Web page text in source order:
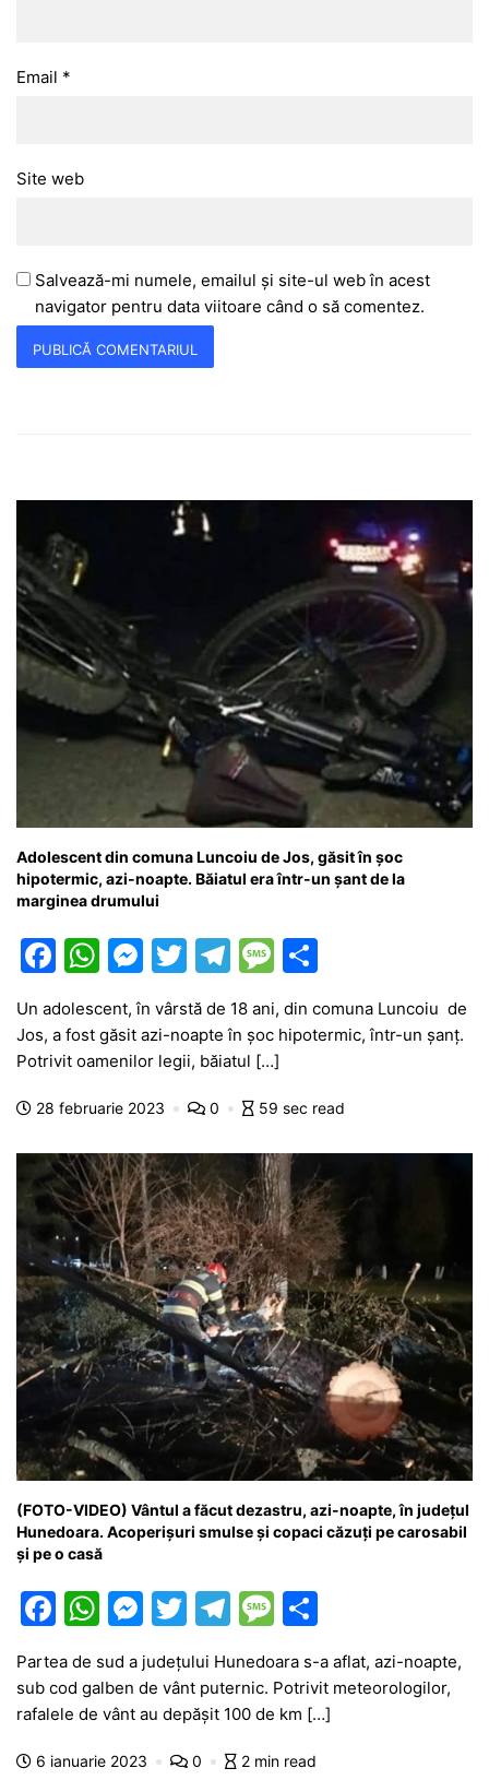
Email *
Site web
Salvează-mi numele, emailul și site-ul web în acest
navigator pentru data viitoare când o să comentez.
Adolescent din comuna Luncoiu de Jos, găsit în șoc
hipotermic, azi-noapte. Băiatul era într-un șant de la
marginea drumului
F
c
e
b
o
k
W
at
s
A
p
M
s
s
e
g
er
T
itt
er
T
e
gr
a
m
M
s
s
a
e
ta
a
ă
Un adolescent, în vârstă de 18 ani, din comuna Luncoiu de
Jos, a fost găsit azi-noapte în șoc hipotermic, într-un șanț.
Potrivit oamenilor legii, băiatul […]
28 februarie 2023 0 59 sec read
(FOTO-VIDEO) Vântul a făcut dezastru, azi-noapte, în județul
Hunedoara. Acoperișuri smulse și copaci căzuți pe carosabil
și pe o casă
F
c
e
b
W
at
s
A
M
e
s
s
e
T
w
itt
er
T
e
gr
a
M
s
s
a
ar
ta
je
Partea de sud a județului Hunedoara s-a aflat, azi-noapte,
sub cod galben de vânt puternic. Potrivit meteorologilor,
rafalele de vânt au depășit 100 de km […]
6 ianuarie 2023 0 2 min read